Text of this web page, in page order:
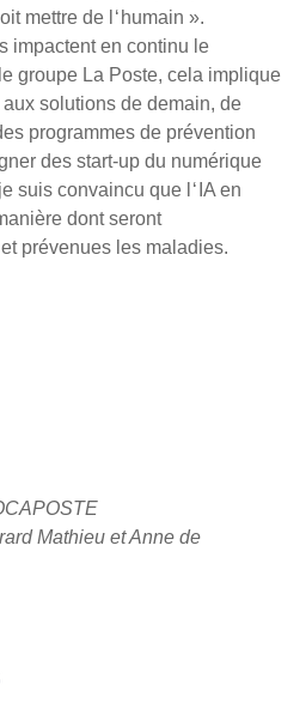
mettre de l ‘ humain ».
impactent en continu le
groupe La Poste, cela implique
solutions de demain, de
programmes de prévention
des start-up du numérique
suis convaincu que l ‘ IA en
dont seront
prévenues les maladies.
Mathieu et Anne de